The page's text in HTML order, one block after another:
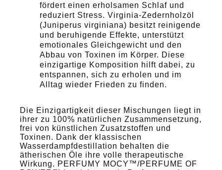
fördert einen erholsamen Schlaf und
reduziert Stress. Virginia-Zedernholzöl
(Juniperus virginiana) besitzt reinigende
und beruhigende Effekte, unterstützt
emotionales Gleichgewicht und den
Abbau von Toxinen im Körper. Diese
einzigartige Komposition hilft dabei, zu
entspannen, sich zu erholen und im
Alltag wieder Frieden zu finden.
Die Einzigartigkeit dieser Mischungen liegt in
ihrer zu 100% natürlichen Zusammensetzung,
frei von künstlichen Zusatzstoffen und
Toxinen. Dank der klassischen
Wasserdampfdestillation behalten die
ätherischen Öle ihre volle therapeutische
Wirkung. PERFUMY MOCY™/PERFUME OF